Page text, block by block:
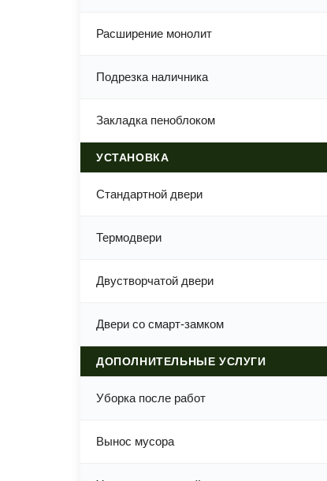
Расширение монолит
Подрезка наличника
Закладка пеноблоком
УСТАНОВКА
Стандартной двери
Термодвери
Двустворчатой двери
Двери со смарт-замком
ДОПОЛНИТЕЛЬНЫЕ УСЛУГИ
Уборка после работ
Вынос мусора